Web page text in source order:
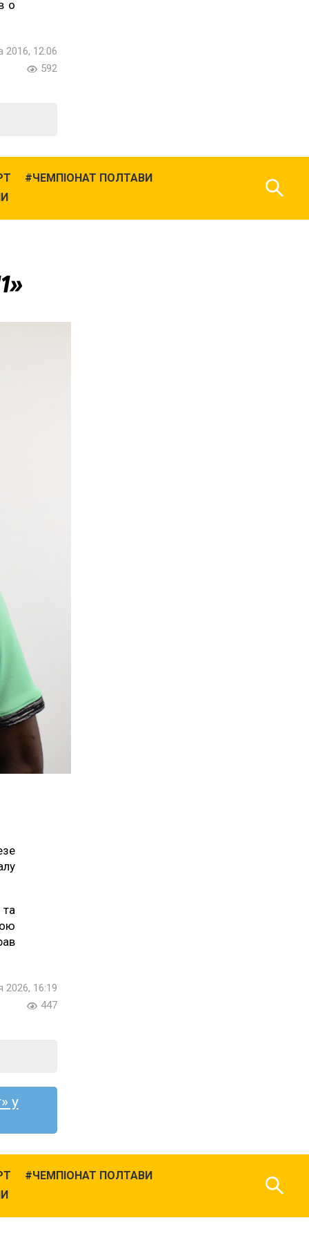
о
2016, 12:06
592
ЧЕМПІОНАТ ПОЛТАВИ
2026, 16:19
447
у
ЧЕМПІОНАТ ПОЛТАВИ